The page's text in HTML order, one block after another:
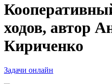
ходов, автор
Кириченко
Задачи онлайн